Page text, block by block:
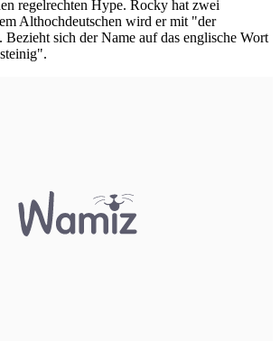
regelrechten Hype. Rocky hat zwei
Althochdeutschen wird er mit "der
sich der Name auf das englische Wort